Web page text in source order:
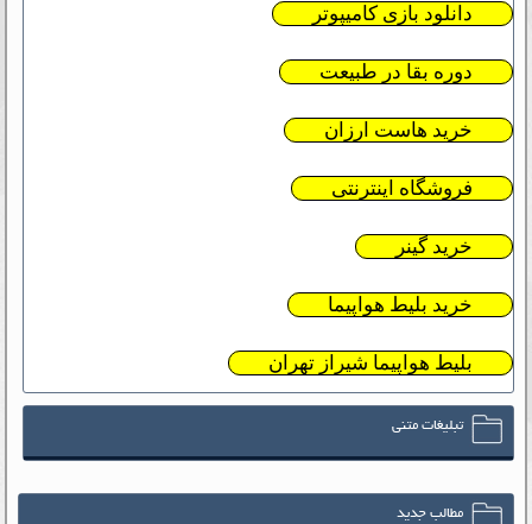
دانلود بازی کامیپوتر
دوره بقا در طبیعت
خرید هاست ارزان
فروشگاه اینترنتی
خرید گینر
خرید بلیط هواپیما
بلیط هواپیما شیراز تهران
تبلیغات متنی
مطالب جدید